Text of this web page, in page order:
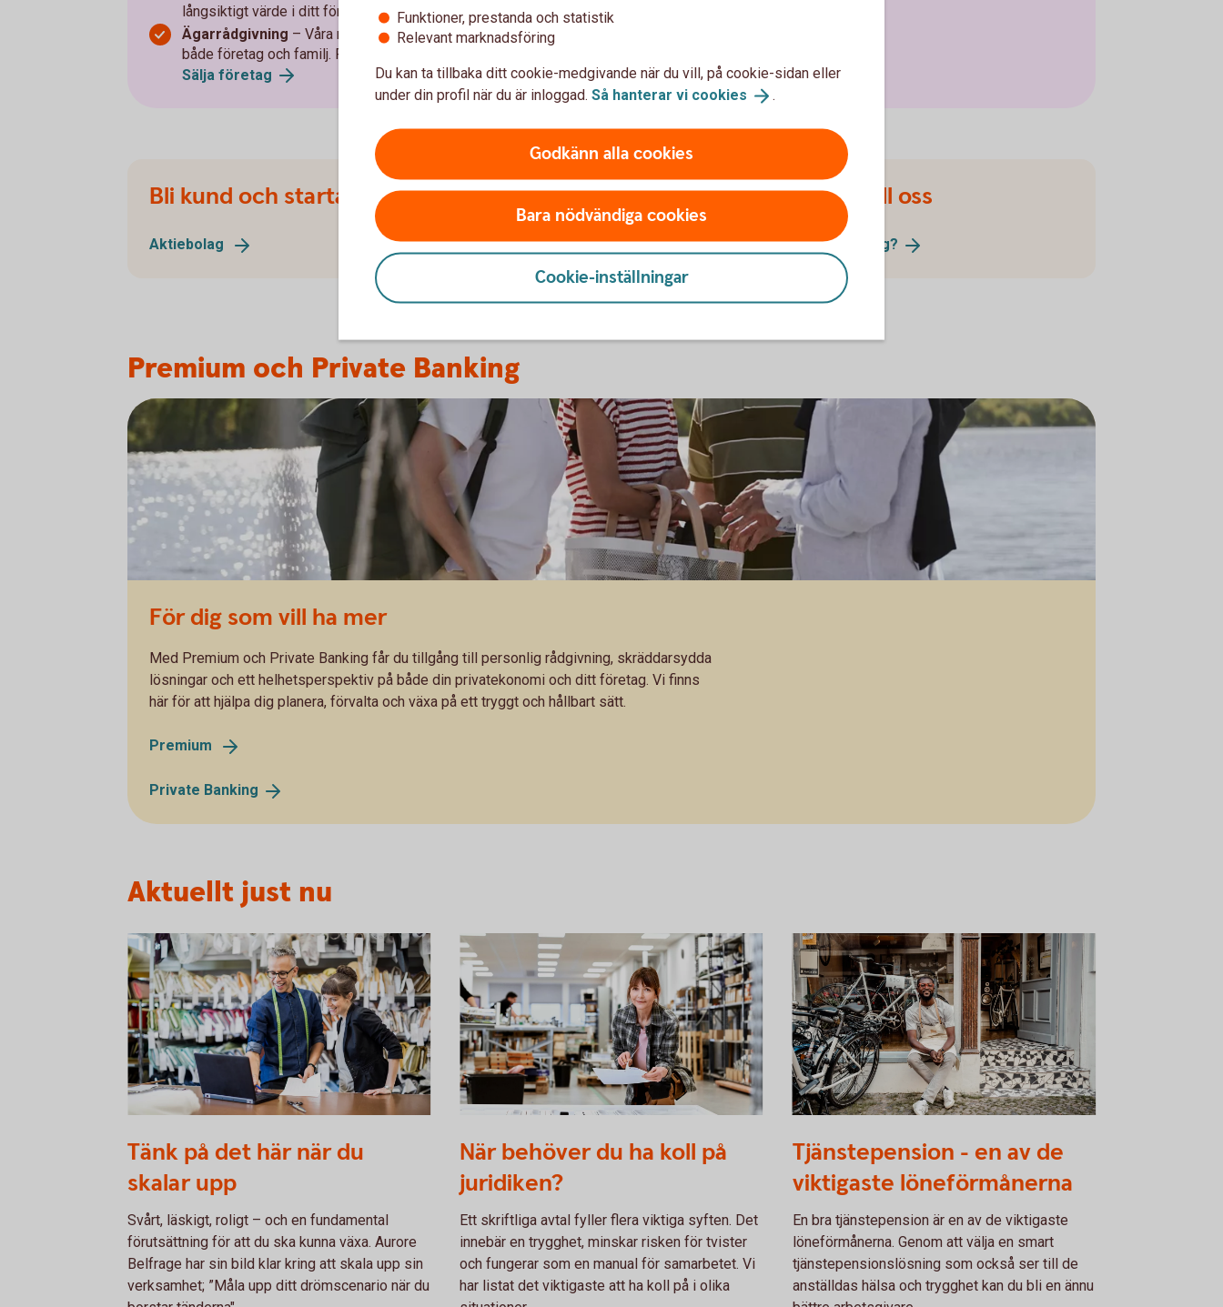
långsiktigt värde i ditt företag.
Kontaktaoss
Ägarrådgivning – Våra rådgivare stöttar dig som ägare i att skapa trygghet för
både företag och familj. Från ägarstrategi till framtida generationsskifte.
Sälja företag
Bli kund och starta aktiebolag
Aktiebolag
Flytta ditt aktiebolag till oss
Vill du byta bank med dittaktiebolag?
Premium och Private Banking
För dig som vill ha mer
Med Premium och Private Banking får du tillgång till personlig rådgivning, skräddarsydda
lösningar och ett helhetsperspektiv på både din privatekonomi och ditt företag. Vi finns
här för att hjälpa dig planera, förvalta och växa på ett tryggt och hållbart sätt.
Premium
Private Banking
Aktuellt just nu
Tänk på det här när du
skalar upp
Svårt, läskigt, roligt – och en fundamental
förutsättning för att du ska kunna växa. Aurore
Belfrage har sin bild klar kring att skala upp sin
verksamhet; ”Måla upp ditt drömscenario när du
När behöver du ha koll på
juridiken?
Ett skriftliga avtal fyller flera viktiga syften. Det
innebär en trygghet, minskar risken för tvister
och fungerar som en manual för samarbetet. Vi
har listat det viktigaste att ha koll på i olika
Tjänstepension - en av de
viktigaste löneförmånerna
En bra tjänstepension är en av de viktigaste
löneförmånerna. Genom att välja en smart
tjänstepensionslösning som också ser till de
anställdas hälsa och trygghet kan du bli en ännu
Funktioner, prestanda och statistik
Relevant marknadsföring
Du kan ta tillbaka ditt cookie-medgivande när du vill, på cookie-sidan eller
under din profil när du är inloggad. Så hanterar vi cookies .
Godkänn alla cookies
Bara nödvändiga cookies
Cookie-inställningar